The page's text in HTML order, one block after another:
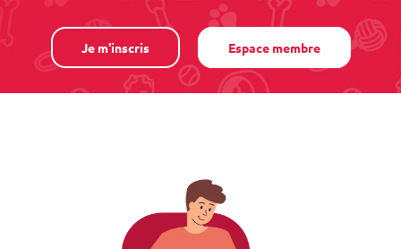
Je m'inscris Espace membre